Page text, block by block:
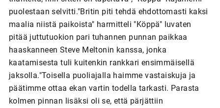
puolestaan selvitti."Britin piti tehdä ehdottomasti kaksi
maalia niistä paikoista" harmitteli "Köppä" luvaten
pitää juttutuokion pari tuhannen punnan paikkaa
haaskanneen Steve Meltonin kanssa, jonka
kaatamisesta tuli kuitenkin rankkari ensimmäisellä
jaksolla."Toisella puoliajalla haimme vastaiskuja ja
päätimme ottaa ekan vartin todella tarkasti. Parasta
kolmen pinnan lisäksi oli se, että pärjättiin